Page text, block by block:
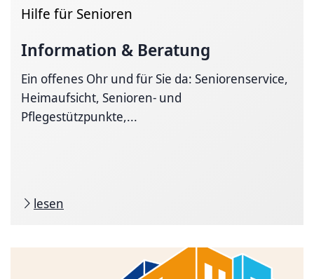
Hilfe für Senioren
Information & Beratung
Ein offenes Ohr und für Sie da: Seniorenservice,
Heimaufsicht, Senioren- und
Pflegestützpunkte,...
lesen